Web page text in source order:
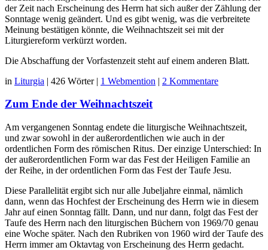
der Zeit nach Erscheinung des Herrn hat sich außer der Zählung der
Sonntage wenig geändert. Und es gibt wenig, was die verbreitete
Meinung bestätigen könnte, die Weihnachtszeit sei mit der
Liturgiereform verkürzt worden.
Die Abschaffung der Vorfastenzeit steht auf einem anderen Blatt.
in Liturgia | 426 Wörter | 1 Webmention | 2 Kommentare
Zum Ende der Weihnachtszeit
Am vergangenen Sonntag endete die liturgische Weihnachtszeit,
und zwar sowohl in der außerordentlichen wie auch in der
ordentlichen Form des römischen Ritus. Der einzige Unterschied: In
der außerordentlichen Form war das Fest der Heiligen Familie an
der Reihe, in der ordentlichen Form das Fest der Taufe Jesu.
Diese Parallelität ergibt sich nur alle Jubeljahre einmal, nämlich
dann, wenn das Hochfest der Erscheinung des Herrn wie in diesem
Jahr auf einen Sonntag fällt. Dann, und nur dann, folgt das Fest der
Taufe des Herrn nach den liturgischen Büchern von 1969/70 genau
eine Woche später. Nach den Rubriken von 1960 wird der Taufe des
Herrn immer am Oktavtag von Erscheinung des Herrn gedacht.